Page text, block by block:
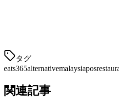
タグ
eats365alternativemalaysiapos
関連記事